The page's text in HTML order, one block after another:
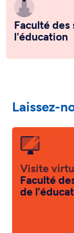
Faculté des
l'éducation
Laissez-
Visite
Faculté
de